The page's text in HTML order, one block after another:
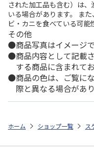
された加工品も含む）は
いる場合があります。 ま
ビ・カニを食べている可能
その他
商品写真はイメージで
商品内容として記載
する商品に含まれて
商品の色は、ご覧に
際と異なる場合があり
ホーム ショップ一覧 ス